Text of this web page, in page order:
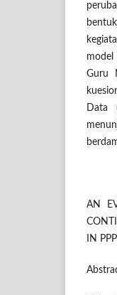
model
Guru
Data
AN
IN